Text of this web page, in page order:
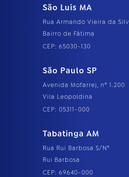
São Luís MA
Rua Armando Vieira da
Bairro de Fátima
CEP: 65030-130
São Paulo SP
Avenida Mofarrej, nº 1.200
Vila Leopoldina
CEP: 05311-000
Tabatinga AM
Rua Rui Barbosa S/Nº
Rui Barbosa
CEP: 69640-000